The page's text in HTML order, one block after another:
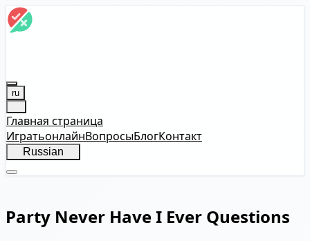
ru
Главная страница
ИгратьонлайнВопросыБлогКонтакт
Russian
Party Never Have I Ever Questions